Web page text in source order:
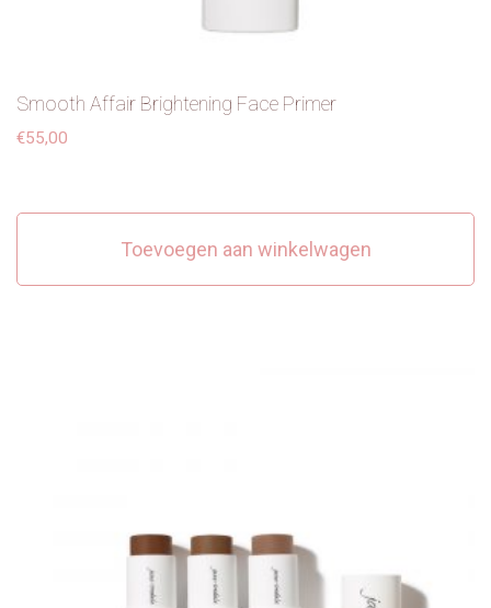
Smooth Affair Brightening Face Primer
€55,00
Toevoegen aan winkelwagen